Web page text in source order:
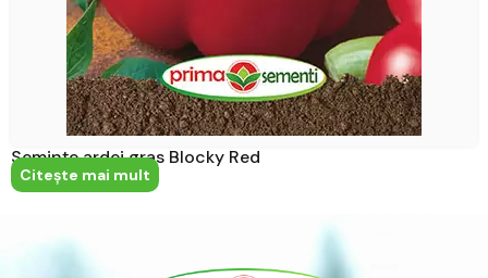
Semințe ardei gras Blocky Red
Citeşte mai mult